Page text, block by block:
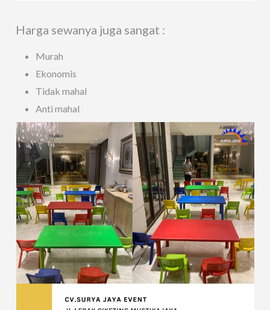
Harga sewanya juga sangat :
Murah
Ekonomis
Tidak mahal
Anti mahal